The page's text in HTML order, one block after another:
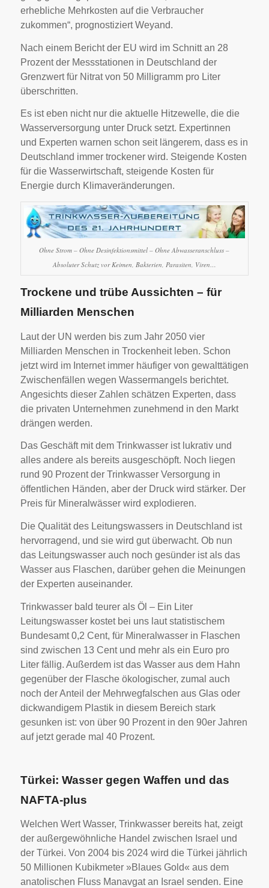
erhebliche Mehrkosten auf die Verbraucher
zukommen“, prognostiziert Weyand.
Nach einem Bericht der EU wird im Schnitt an 28
Prozent der Messstationen in Deutschland der
Grenzwert für Nitrat von 50 Milligramm pro Liter
überschritten.
Es ist eben nicht nur die aktuelle Hitzewelle, die die
Wasserversorgung unter Druck setzt. Expertinnen
und Experten warnen schon seit längerem, dass es in
Deutschland immer trockener wird. Steigende Kosten
für die Wasserwirtschaft, steigende Kosten für
Energie durch Klimaveränderungen.
Ohne Strom – Ohne Desinfektionsmittel – Ohne Abwasseranschluss –
Absoluter Schutz vor Keimen, Bakterien, Parasiten, Viren…
Trockene und trübe Aussichten – für
Milliarden Menschen
Laut der UN werden bis zum Jahr 2050 vier
Milliarden Menschen in Trockenheit leben. Schon
jetzt wird im Internet immer häufiger von gewalttätigen
Zwischenfällen wegen Wassermangels berichtet.
Angesichts dieser Zahlen schätzen Experten, dass
die privaten Unternehmen zunehmend in den Markt
drängen werden.
Das Geschäft mit dem Trinkwasser ist lukrativ und
alles andere als bereits ausgeschöpft. Noch liegen
rund 90 Prozent der Trinkwasser Versorgung in
öffentlichen Händen, aber der Druck wird stärker. Der
Preis für Mineralwässer wird explodieren.
Die Qualität des Leitungswassers in Deutschland ist
hervorragend, und sie wird gut überwacht. Ob nun
das Leitungswasser auch noch gesünder ist als das
Wasser aus Flaschen, darüber gehen die Meinungen
der Experten auseinander.
Trinkwasser bald teurer als Öl – Ein Liter
Leitungswasser kostet bei uns laut statistischem
Bundesamt 0,2 Cent, für Mineralwasser in Flaschen
sind zwischen 13 Cent und mehr als ein Euro pro
Liter fällig. Außerdem ist das Wasser aus dem Hahn
gegenüber der Flasche ökologischer, zumal auch
noch der Anteil der Mehrwegfalschen aus Glas oder
dickwandigem Plastik in diesem Bereich stark
gesunken ist: von über 90 Prozent in den 90er Jahren
auf jetzt gerade mal 40 Prozent.
Türkei: Wasser gegen Waffen und das
NAFTA-plus
Welchen Wert Wasser, Trinkwasser bereits hat, zeigt
der außergewöhnliche Handel zwischen Israel und
der Türkei. Von 2004 bis 2024 wird die Türkei jährlich
50 Millionen Kubikmeter »Blaues Gold« aus dem
anatolischen Fluss Manavgat an Israel senden. Eine